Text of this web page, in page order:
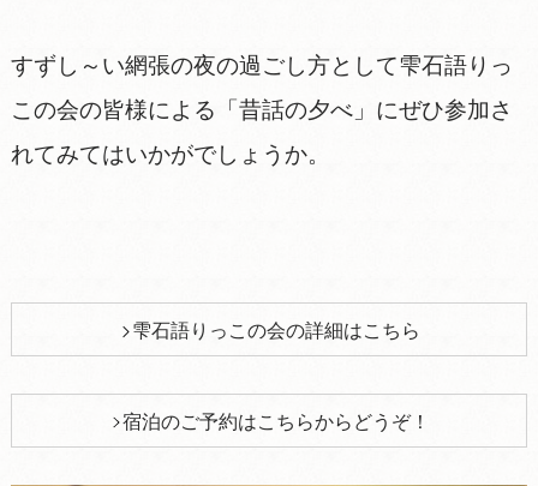
すずし～い網張の夜の過ごし方として雫石語りっ
この会の皆様による「昔話の夕べ」にぜひ参加さ
れてみてはいかがでしょうか。
雫石語りっこの会の詳細はこちら
宿泊のご予約はこちらからどうぞ！